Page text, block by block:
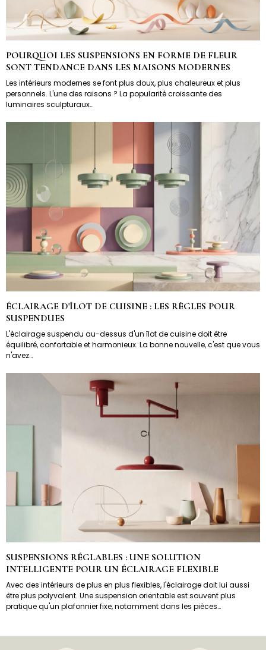
POURQUOI LES SUSPENSIONS EN FORME DE FLEUR
SONT TENDANCE DANS LES MAISONS MODERNES
Les intérieurs modernes se font plus doux, plus chaleureux et plus
personnels. L'une des raisons ? La popularité croissante des
luminaires sculpturaux…
ÉCLAIRAGE D'ÎLOT DE CUISINE : LES RÈGLES POUR
SUSPENDUES
L'éclairage suspendu au-dessus d'un îlot de cuisine doit être
équilibré, confortable et harmonieux. La bonne nouvelle, c'est que vous
n'avez…
SUSPENSIONS RÉGLABLES : UNE SOLUTION
INTELLIGENTE POUR UN ÉCLAIRAGE FLEXIBLE
Avec des intérieurs de plus en plus flexibles, l'éclairage doit lui aussi
être plus polyvalent. Une suspension orientable est souvent plus
pratique qu'un plafonnier fixe, notamment dans les pièces…